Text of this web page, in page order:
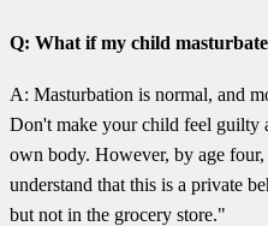
Q: What if my child
A: Masturbation is normal, and
Don't make your child feel guilty
own body. However, by age four,
understand that this is a private
but not in the grocery store."